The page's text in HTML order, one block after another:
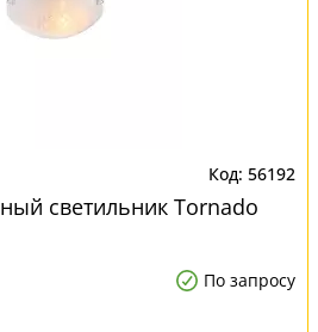
56192
светильник Tornado
По запросу